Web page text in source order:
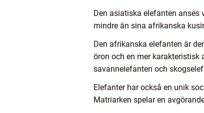
Den asiatiska elefanten anses
mindre än sina afrikanska
Den afrikanska elefanten är
öron och en mer karakteristisk
savannelefanten och
Elefanter har också en unik
Matriarken spelar en